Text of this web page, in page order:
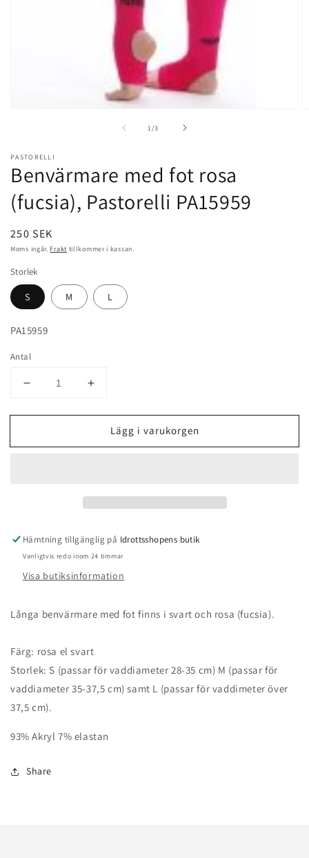
modalfönster
1/
av3
PASTORELLI
Benvärmare med fot rosa
(fucsia), Pastorelli PA15959
Ordinarie
pris
250 SEK
Moms ingår. Frakt tillkommer i kassan.
Storlek
S M L
PA15959
Antal
Minska
för
med
Öka
för
Benvärmare
med
Lägg i varukorgen
Hämtning tillgänglig på Idrottsshopens butik
Vanligtvis redo inom 24 timmar
Visa butiksinformation
Långa benvärmare med fot finns i svart och rosa (fucsia).
Färg: rosa el svart
Storlek: S (passar för vaddiameter 28-35 cm) M (passar för
vaddiameter 35-37,5 cm) samt L (passar för vaddimeter över
37,5 cm).
93% Akryl 7% elastan
Share